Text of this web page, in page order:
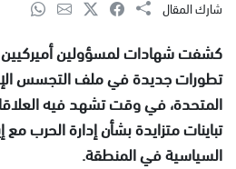
شارك المقال
كشفت شهادات لمسؤولين أميركيين
تطورات جديدة في ملف التجسس
المتحدة، في وقت تشهد فيه
تباينات متزايدة بشأن إدارة الحرب
السياسية في المنطقة.